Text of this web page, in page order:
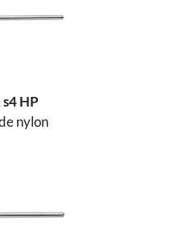
HP
nylon